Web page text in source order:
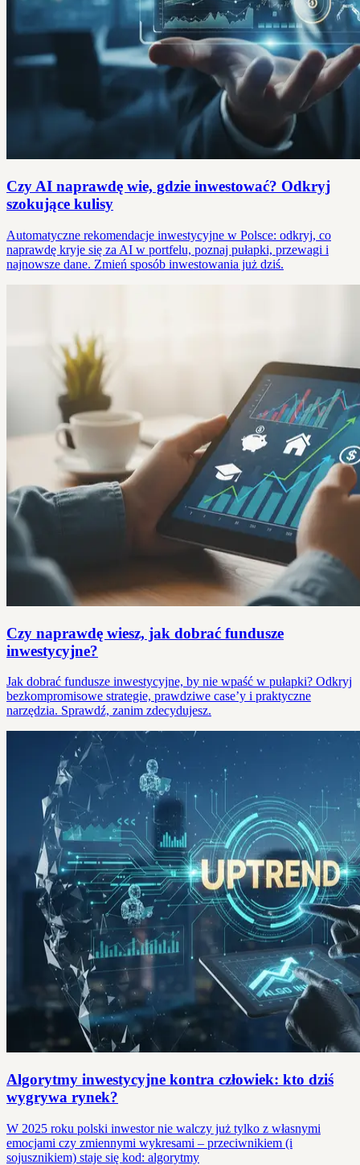
Czy AI naprawdę wie, gdzie inwestować? Odkryj
szokujące kulisy
Automatyczne rekomendacje inwestycyjne w Polsce: odkryj, co
naprawdę kryje się za AI w portfelu, poznaj pułapki, przewagi i
najnowsze dane. Zmień sposób inwestowania już dziś.
Czy naprawdę wiesz, jak dobrać fundusze
inwestycyjne?
Jak dobrać fundusze inwestycyjne, by nie wpaść w pułapki? Odkryj
bezkompromisowe strategie, prawdziwe case’y i praktyczne
narzędzia. Sprawdź, zanim zdecydujesz.
Algorytmy inwestycyjne kontra człowiek: kto dziś
wygrywa rynek?
W 2025 roku polski inwestor nie walczy już tylko z własnymi
emocjami czy zmiennymi wykresami – przeciwnikiem (i
sojusznikiem) staje się kod: algorytmy